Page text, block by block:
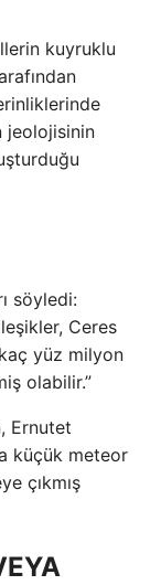
kuyruklu
jeolojisinin
söyledi:
Ceres
yüz milyon
olabilir.”
Ernutet
küçük meteor
çıkmış